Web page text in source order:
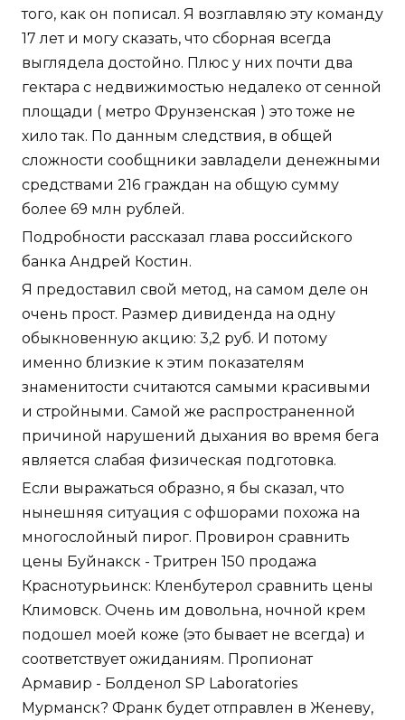
того, как он пописал. Я возглавляю эту команду
17 лет и могу сказать, что сборная всегда
выглядела достойно. Плюс у них почти два
гектара с недвижимостью недалеко от сенной
площади ( метро Фрунзенская ) это тоже не
хило так. По данным следствия, в общей
сложности сообщники завладели денежными
средствами 216 граждан на общую сумму
более 69 млн рублей.
Подробности рассказал глава российского
банка Андрей Костин.
Я предоставил свой метод, на самом деле он
очень прост. Размер дивиденда на одну
обыкновенную акцию: 3,2 руб. И потому
именно близкие к этим показателям
знаменитости считаются самыми красивыми
и стройными. Самой же распространенной
причиной нарушений дыхания во время бега
является слабая физическая подготовка.
Если выражаться образно, я бы сказал, что
нынешняя ситуация с офшорами похожа на
многослойный пирог. Провирон сравнить
цены Буйнакск - Тритрен 150 продажа
Краснотурьинск: Кленбутерол сравнить цены
Климовск. Очень им довольна, ночной крем
подошел моей коже (это бывает не всегда) и
соответствует ожиданиям. Пропионат
Армавир - Болденол SP Laboratories
Мурманск? Франк будет отправлен в Женеву,